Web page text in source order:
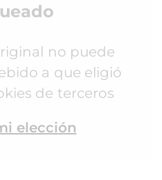
no puede
a que eligió
de terceros
elección